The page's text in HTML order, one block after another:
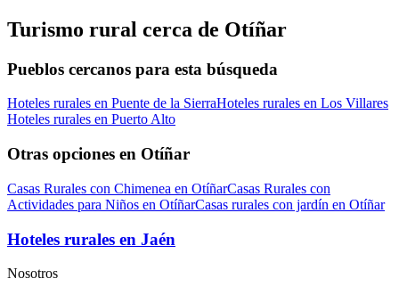
Turismo rural cerca de Otíñar
Pueblos cercanos para esta búsqueda
Hoteles rurales en Puente de la SierraHoteles rurales en Los Villares
Hoteles rurales en Puerto Alto
Otras opciones en Otíñar
Casas Rurales con Chimenea en OtíñarCasas Rurales con
Actividades para Niños en OtíñarCasas rurales con jardín en Otíñar
Hoteles rurales en Jaén
Nosotros